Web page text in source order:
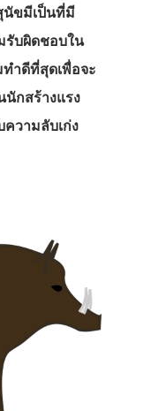
นัขมีเป็นที่มี
บผิดชอบใน
ำดีที่สุดเพื่อจะ
กสร้างแรง
ความลับเก่ง